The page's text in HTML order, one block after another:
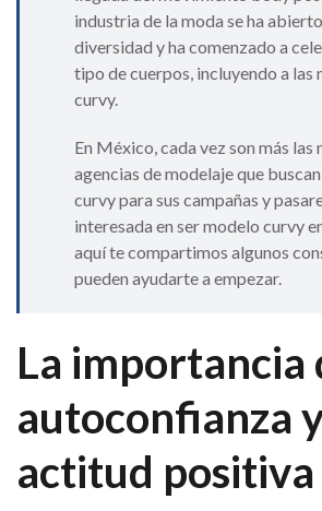
industria de la moda se ha
diversidad y ha comenzado a
tipo de cuerpos, incluyendo a las
curvy.
En México, cada vez son más las
agencias de modelaje que
curvy para sus campañas y
interesada en ser modelo curvy
aquí te compartimos algunos
pueden ayudarte a empezar.
La importancia
autoconfianza
actitud positiva